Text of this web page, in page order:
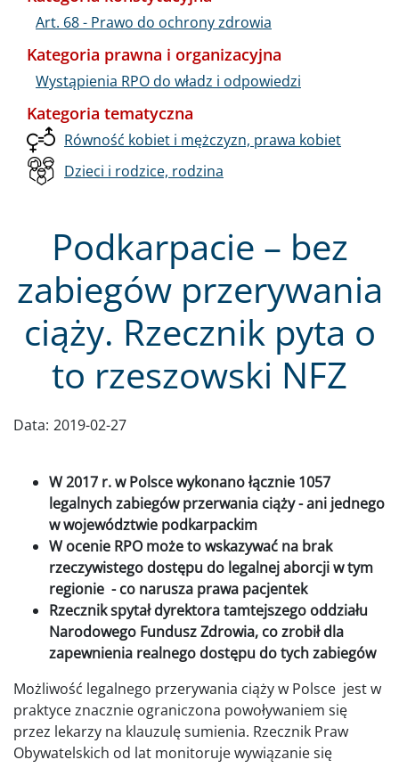
Podkarpacie – bez
zabiegów przerywania
ciąży. Rzecznik pyta o
to rzeszowski NFZ
Data: 2019-02-27
W 2017 r. w Polsce wykonano łącznie 1057
legalnych zabiegów przerwania ciąży - ani jednego
w województwie podkarpackim
W ocenie RPO może to wskazywać na brak
rzeczywistego dostępu do legalnej aborcji w tym
regionie - co narusza prawa pacjentek
Rzecznik spytał dyrektora tamtejszego oddziału
Narodowego Fundusz Zdrowia, co zrobił dla
zapewnienia realnego dostępu do tych zabiegów
Możliwość legalnego przerywania ciąży w Polsce jest w
praktyce znacznie ograniczona powoływaniem się
przez lekarzy na klauzulę sumienia. Rzecznik Praw
Obywatelskich od lat monitoruje wywiązanie się
Art. 68 - Prawo do ochrony zdrowia
Kategoria prawna i organizacyjna
Wystąpienia RPO do władz i odpowiedzi
Kategoria tematyczna
Równość kobiet i mężczyzn, prawa kobiet
Dzieci i rodzice, rodzina